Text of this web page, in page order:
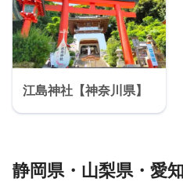
江島神社【神奈川県】
静岡県・山梨県・愛